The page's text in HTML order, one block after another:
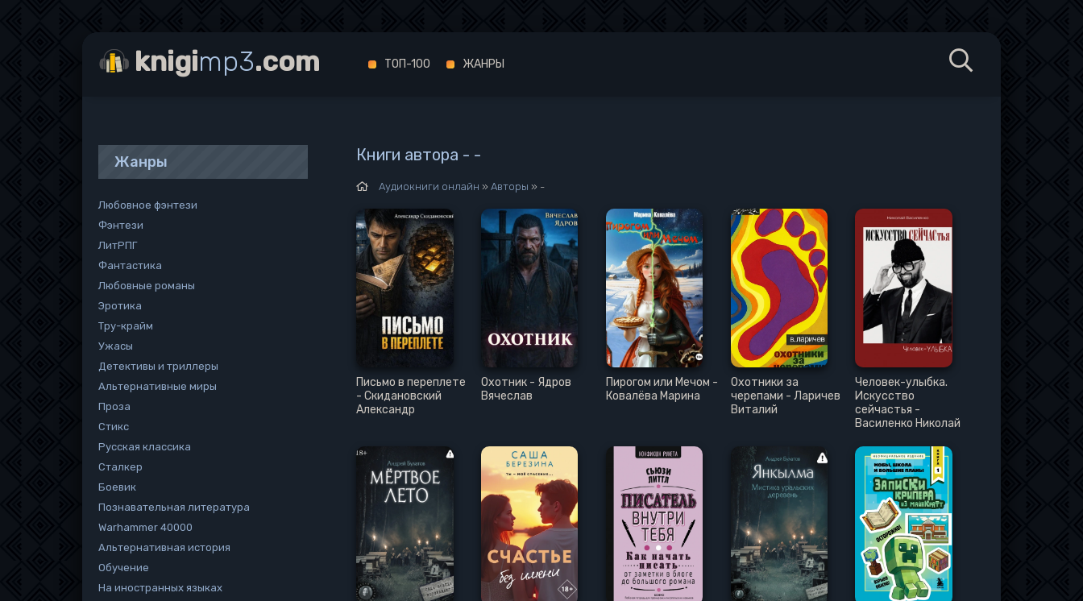
Книги автора - -
Аудиокниги онлайн » Авторы » -
Письмо в переплете
- Скидановский
Александр
Охотник - Ядров
Вячеслав
Пирогом или Мечом -
Ковалёва Марина
Охотники за
черепами - Ларичев
Виталий
Человек-улыбка.
Искусство
сейчастья -
Василенко Николай
Жанры
Любовное фэнтези
Фэнтези
ЛитРПГ
Фантастика
Любовные романы
Эротика
Тру-крайм
Ужасы
Детективы и триллеры
Альтернативные миры
Проза
Стикс
Русская классика
Сталкер
Боевик
Познавательная литература
Warhammer 40000
Альтернативная история
Обучение
На иностранных языках
knigimp3.com ТОП-100 ЖАНРЫ